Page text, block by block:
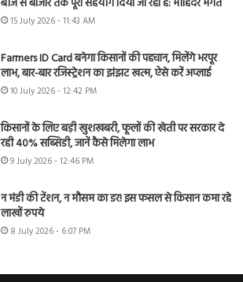
15 July 2026 - 11:43 AM
Farmers ID Card बनेगा किसानों की पहचान, मिलेंगे भरपूर
लाभ, बार-बार रजिस्ट्रेशन का झंझट खत्म, ऐसे करें अप्लाई
10 July 2026 - 12:42 PM
किसानों के लिए बड़ी खुशखबरी, फूलों की खेती पर सरकार दे
रही 40% सब्सिडी, जानें कैसे मिलेगा लाभ
9 July 2026 - 12:46 PM
न मंडी की टेंशन, न मौसम का डर! इस फसल से किसान कमा रहे
लाखों रुपये
8 July 2026 - 6:07 PM